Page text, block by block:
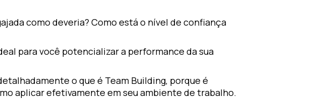
como deveria? Como está o nível de confiança
para você potencializar a performance da sua
o que é Team Building, porque é
aplicar efetivamente em seu ambiente de trabalho.